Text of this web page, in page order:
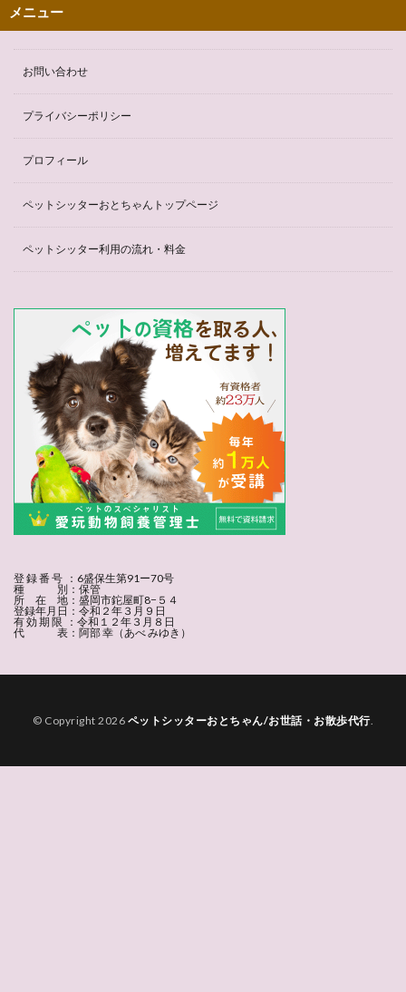
メニュー
お問い合わせ
プライバシーポリシー
プロフィール
ペットシッターおとちゃんトップページ
ペットシッター利用の流れ・料金
登 録 番 号 ：6盛保生第91ー70号
種 別：保管
所 在 地：盛岡市鉈屋町8−５４
登録年月日：令和２年３月９日
有 効 期 限 ：令和１２年３月８日
代 表：阿部 幸（あべ みゆき）
© Copyright 2026 ペットシッターおとちゃん/お世話・お散歩代行.